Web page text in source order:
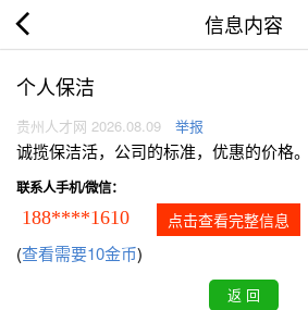
信息内容
个人保洁
贵州人才网 2026.08.09 举报
诚揽保洁活，公司的标准，优惠的价格。
联系人手机/微信：
188****1610 点击查看完整信息
(查看需要10金币)